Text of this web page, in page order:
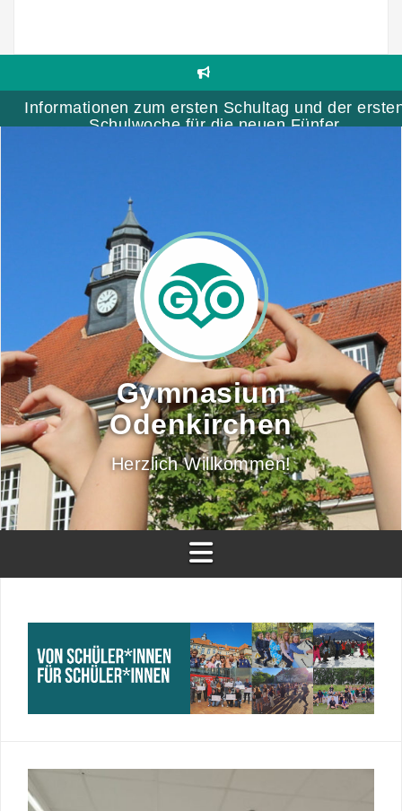
Informationen zum ersten Schultag und der
Schulwoche für die neuen Fünfer
Gymnasium
Odenkirchen
Herzlich Willkommen!